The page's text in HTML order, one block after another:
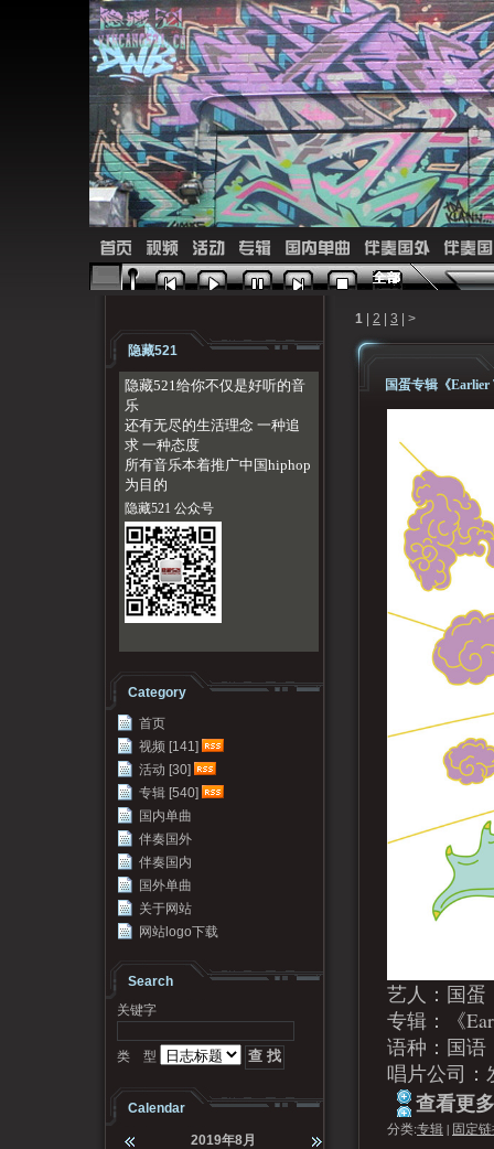
首页 视频 活动 专辑 国内单曲 伴奏国外 伴奏
1 2 3 >
国蛋专辑《
艺人：国蛋
专辑：《
语种：国语
唱片公司：
查看更
分类:专辑| 固定
隐藏521
隐藏521给你不仅是好听的音
乐
还有无尽的生活理念 一种追
求 一种态度
所有音乐本着推广中国hiphop
为目的
隐藏521 公众号
Category
首页
视频 [141]
活动 [30]
专辑 [540]
国内单曲
伴奏国外
伴奏国内
国外单曲
关于网站
网站logo下载
Search
关键字
类 型
Calendar
2019年8月